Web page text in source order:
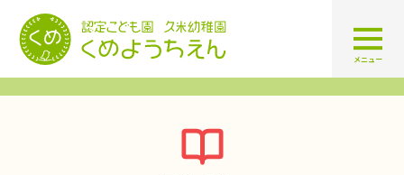
認定こども園 学校法人久米幼
メニュー